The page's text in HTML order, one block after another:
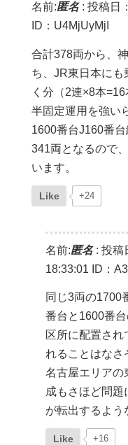
名前:匿名: 投稿日
ID：U4MjUyMjI
合計378両から、
ち、JR東日本に
く分（2連×8本
半固定運用を強い
1600番台J160番台
341両となるので
います。
Like +24
名前:匿名: 投稿
18:33:01
ID：
同じ3両の1700
番台と1600番
区所に配置され
れることはなさ
名古屋エリアの
成もさほど問
が転出するよう
Like +16